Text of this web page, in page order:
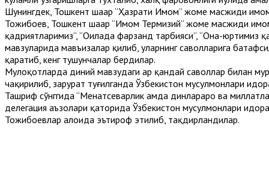
Шунингдек, Тошкент шаҳар “Ҳазрати Имом” жоме масжиди
Тожибоев, Тошкент шаҳар “Имом Термизий” жоме масжиди
қадриятларимиз”, “Оилада фарзанд тарбияси”, “Она-юртимиз
мавзуларида мавъизалар қилиб, уларнинг саволларига
қаратиб, кенг тушунчалар бердилар.
Мулоқотларда диний мавзудаги ҳар қандай саволлар билан
чақирилиб, зарурат туғилганда Ўзбекистон мусулмонлари
Ташриф сўнггида “Меҳнатсеварлик ҳамда динлараро ва
делегация аъзолари қаторида Ўзбекистон мусулмонлари
Тожибоевлар алоҳида эътироф этилиб, тақдирландилар.